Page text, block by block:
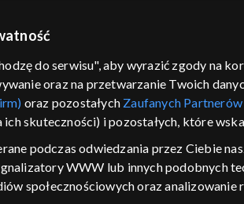
GEOLOKALIZACJA
ŁĄCZYSZ SIĘ SPOZA POLSKI
z którego się łączysz, to Stany
z czym część tytułów na
VOD może być nieodstępna. Sprawdź,
w likwidacji
cennik polityka prywatności moje
do serwisu", aby wyrazić zgody na
oraz na przetwarzanie Twoich
oraz pozostałych Zaufanych
skuteczności) i pozostałych, które
podczas odwiedzania przez Ciebie
WWW lub innych podobnych
społecznościowych oraz analizowanie